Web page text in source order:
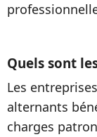
Quels sont
Les
alternants
charges